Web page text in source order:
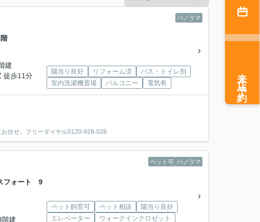
パノラマ
建
徒歩11分
陽当り良好 リフォーム済
バス・トイレ別
室内洗濯機置場
バルコニー 電気有
せ。フリーダイヤル0120-928-028
ペット可 パノラマ
フォート 9
建
ペット飼育可 ペット相談
陽当り良好
エレベーター
ウォークインクロゼット
来店予約